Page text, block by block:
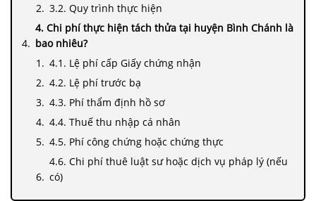
3.2. Quy trình thực hiện
4. Chi phí thực hiện tách thửa tại huyện Bình Chánh là
bao nhiêu?
4.1. Lệ phí cấp Giấy chứng nhận
4.2. Lệ phí trước bạ
4.3. Phí thẩm định hồ sơ
4.4. Thuế thu nhập cá nhân
4.5. Phí công chứng hoặc chứng thực
4.6. Chi phí thuê luật sư hoặc dịch vụ pháp lý (nếu
có)